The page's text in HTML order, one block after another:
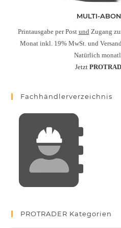
MULTI-
Printausgabe per Post und Zugang
Monat inkl. 19% MwSt. und
Natürlich
Jetzt
Fachhändlerverzeichnis
PROTRADER Kategorien